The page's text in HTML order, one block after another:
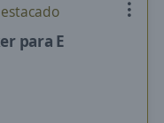
para E